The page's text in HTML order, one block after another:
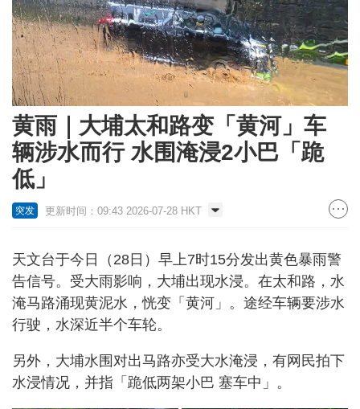
黄雨｜大埔太和路变「黄河」车
辆涉水而行 水围淹浸2小巴「跪
低」
突发 更新时间：09:43 2026-07-28 HKT
天文台于今日（28日）早上7时15分发出黄色暴雨警
告信号。受大雨影响，大埔出现水浸。在太和路，水
淹马路涌现黄泥水，恍变「黄河」。途经车辆要涉水
行驶，水深近半个车轮。
另外，大埔水围对出马路亦受大水淹浸，有网民拍下
水浸情况，并指「跪低两架小巴 塞车中」。